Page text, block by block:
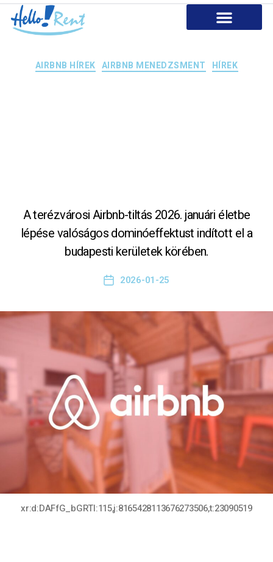
AIRBNB HÍREK AIRBNB MENEDZSMENT HÍREK
A terézvárosi Airbnb-tiltás 2026. januári életbe
lépése valóságos dominóeffektust indított el a
budapesti kerületek körében.
2026-01-25
xr:d:DAFfG_bGRTI:115,j:8165428113676273506,t:23090519